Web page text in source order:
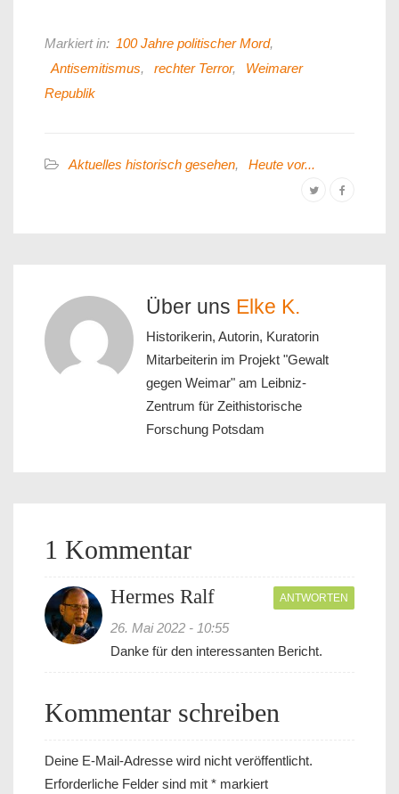
Markiert in: 100 Jahre politischer Mord,
Antisemitismus, rechter Terror,
Weimarer
Republik
Aktuelles historisch gesehen, Heute vor...
Über uns Elke K.
Historikerin, Autorin, Kuratorin
Mitarbeiterin im Projekt "Gewalt
gegen Weimar" am Leibniz-
Zentrum für Zeithistorische
Forschung Potsdam
1 Kommentar
Hermes Ralf
26. Mai 2022 - 10:55
ANTWORTEN
Danke für den interessanten Bericht.
Kommentar schreiben
Deine E-Mail-Adresse wird nicht veröffentlicht.
Erforderliche Felder sind mit * markiert